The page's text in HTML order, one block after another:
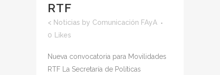
RTF
< Noticias by Comunicación FAyA
0
Likes
Nueva convocatoria para Movilidades
RTF La Secretaría de Políticas